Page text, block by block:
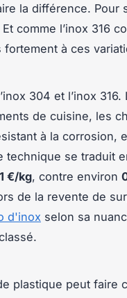
la différence. Pour
comme l’inox 316
à ces
304 et l’inox 316.
de cuisine, les
à la corrosion,
se traduit
€/kg, contre environ
de la revente de
d'inox selon sa
plastique peut faire